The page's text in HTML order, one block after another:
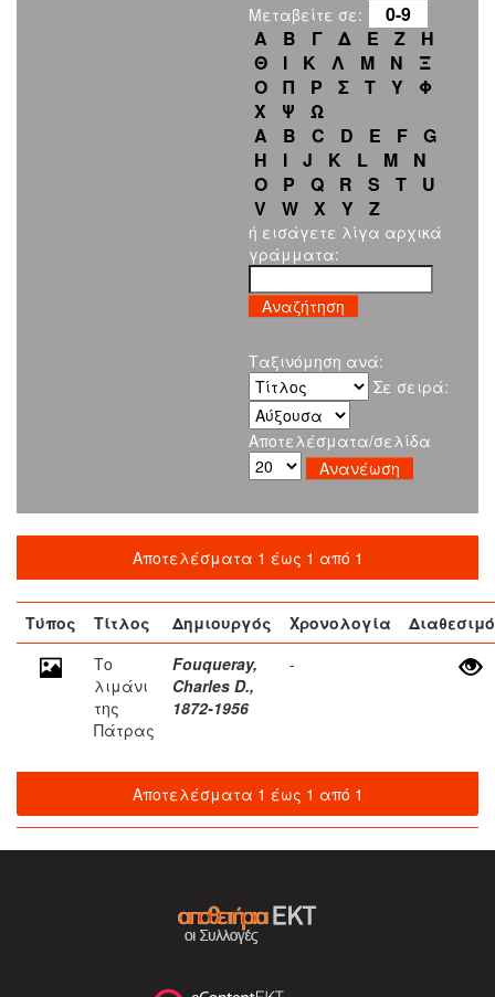
Μεταβείτε σε:
0-9
Α
Β Γ Δ Ε Ζ
Η
Θ
Ι Κ Λ Μ Ν
Ξ
Ο
Π Ρ Σ Τ Υ
Φ
Χ
Ψ
Ω
A
B C D E F
G
H
I J K L M
N
O
P Q R S T
U
V
W X Y Z
ή εισάγετε λίγα αρχικά
γράμματα:
Ταξινόμηση ανά:
Σε σειρά:
Αποτελέσματα/σελίδα
Αποτελέσματα 1 έως 1 από 1
Τύπος Τίτλος Δημιουργός Χρονολογία
Το
λιμάνι
της
Πάτρας
Fouqueray,
Charles D.,
1872-1956
-
Αποτελέσματα 1 έως 1 από 1